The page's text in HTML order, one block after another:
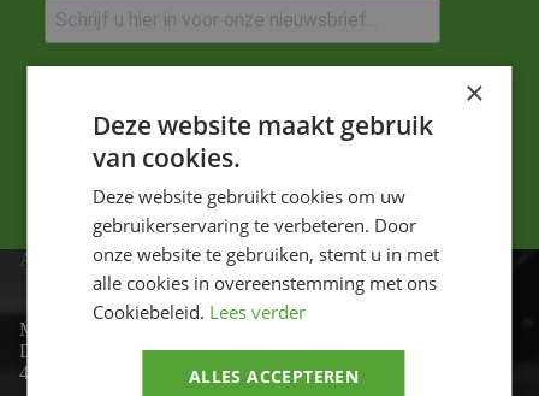
Versturen
ADRES
Motor-id
De Lind 17
4841 KC Prinsenbeek
×
Deze website maakt gebruik
van cookies.
Deze website gebruikt cookies om uw
gebruikerservaring te verbeteren. Door
onze website te gebruiken, stemt u in met
alle cookies in overeenstemming met ons
Cookiebeleid. Lees verder
ALLES ACCEPTEREN